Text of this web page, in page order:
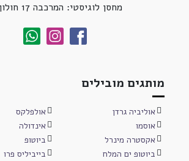
מחסן לוגיסטי: המרכבה 17 חולון
מותגים מובילים
אוליביה גרדן
אולפלקס
אוסמו
אינדולה
אקסטרה מינרל
ביוטופ
ביוטופ ים המלח
בייביליס פרו